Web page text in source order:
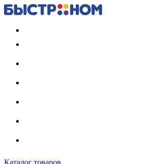
Каталог товаров